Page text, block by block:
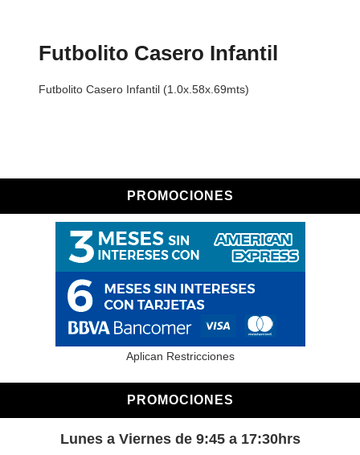
PROMOCIONES
Aplican Restricciones
PROMOCIONES
Lunes a Viernes de 9:45 a 17:30hrs
Futbolito Casero Infantil
Futbolito Casero Infantil (1.0x.58x.69mts)